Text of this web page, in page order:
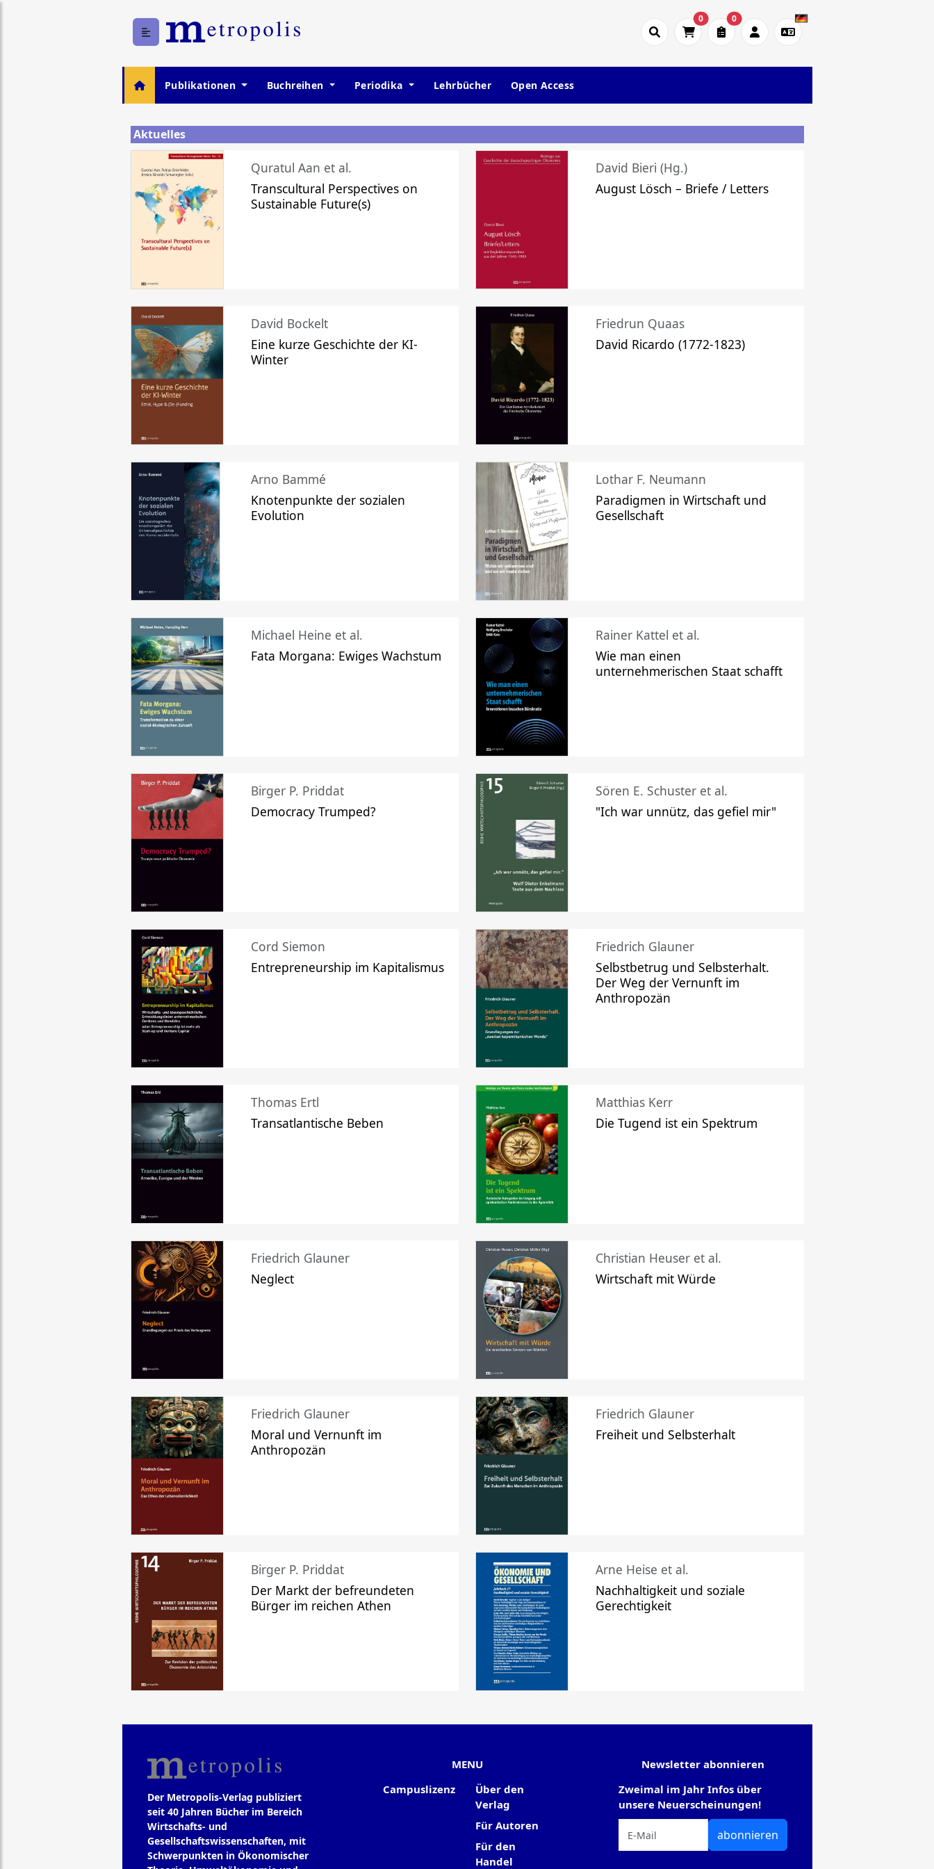
0 0
Publikationen Buchreihen Periodika Lehrbücher Open Access
Aktuelles
Quratul Aan et al.
Transcultural Perspectives on
Sustainable Future(s)
David Bieri (Hg.)
August Lösch – Briefe / Letters
David Bockelt
Eine kurze Geschichte der KI-
Winter
Friedrun Quaas
David Ricardo (1772-1823)
Arno Bammé
Knotenpunkte der sozialen
Evolution
Lothar F. Neumann
Paradigmen in Wirtschaft und
Gesellschaft
Michael Heine et al.
Fata Morgana: Ewiges Wachstum
Rainer Kattel et al.
Wie man einen
unternehmerischen Staat schafft
Birger P. Priddat
Democracy Trumped?
Sören E. Schuster et al.
"Ich war unnütz, das gefiel mir"
Cord Siemon
Entrepreneurship im Kapitalismus
Friedrich Glauner
Selbstbetrug und Selbsterhalt.
Der Weg der Vernunft im
Anthropozän
Thomas Ertl
Transatlantische Beben
Matthias Kerr
Die Tugend ist ein Spektrum
Friedrich Glauner
Neglect
Christian Heuser et al.
Wirtschaft mit Würde
Friedrich Glauner
Moral und Vernunft im
Anthropozän
Friedrich Glauner
Freiheit und Selbsterhalt
Birger P. Priddat
Der Markt der befreundeten
Bürger im reichen Athen
Arne Heise et al.
Nachhaltigkeit und soziale
Gerechtigkeit
Der Metropolis-Verlag publiziert
seit 40 Jahren Bücher im Bereich
Wirtschafts- und
Gesellschaftswissenschaften, mit
Schwerpunkten in Ökonomischer
MENU
Campuslizenz
Über den
Verlag
Für Autoren
Für den
Handel
Newsletter abonnieren
Zweimal im Jahr Infos über
unsere Neuerscheinungen!
abonnieren